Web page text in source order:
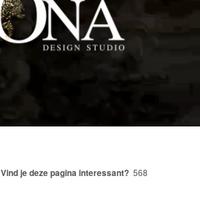
Vind je deze pagina interessant? 568